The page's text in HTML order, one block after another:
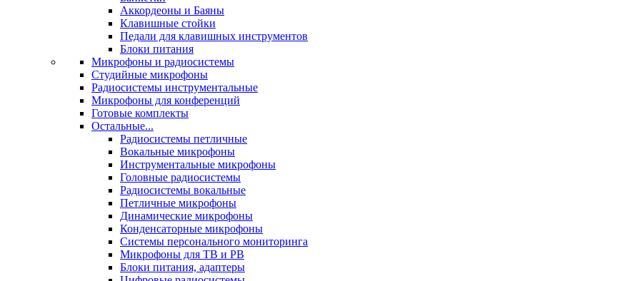
Аккордеоны и Баяны
Клавишные стойки
Педали для клавишных инструментов
Блоки питания
Микрофоны и радиосистемы
Студийные микрофоны
Радиосистемы инструментальные
Микрофоны для конференций
Готовые комплекты
Остальные...
Радиосистемы петличные
Вокальные микрофоны
Инструментальные микрофоны
Головные радиосистемы
Радиосистемы вокальные
Петличные микрофоны
Динамические микрофоны
Конденсаторные микрофоны
Системы персонального мониторинга
Микрофоны для ТВ и РВ
Блоки питания, адаптеры